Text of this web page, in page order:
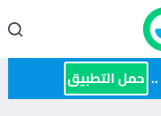
حمل التطبيق